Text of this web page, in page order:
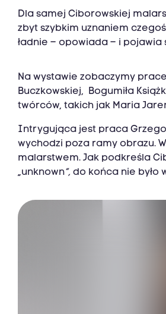
Dla samej Ciborowskiej
zbyt szybkim uznaniem
ładnie – opowiada – i pojawia
Na wystawie zobaczymy
Buczkowskiej, Bogumiła
twórców, takich jak Maria
Intrygująca jest praca
wychodzi poza ramy obrazu.
malarstwem. Jak podkreśla
„unknown”, do końca nie było